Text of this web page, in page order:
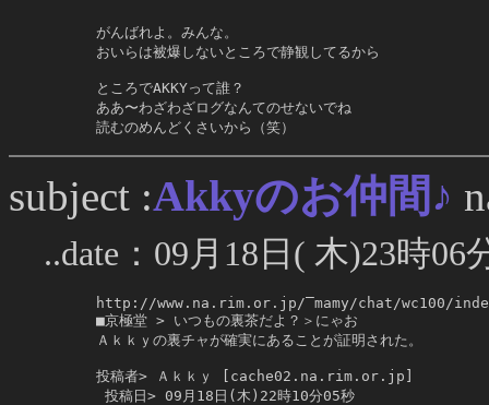
     がんばれよ。みんな。
     おいらは被爆しないところで静観してるから
     ところでAKKYって誰？
     ああ〜わざわざログなんてのせないでね
     読むのめんどくさいから（笑）
subject :Akkyのお仲間♪
..date：09月18日( 木)23時06
http://www.na.rim.or.jp/‾mamy/chat/wc100/
     ■京極堂 > いつもの裏茶だよ？＞にゃお
     Ａｋｋｙの裏チャが確実にあることが証明された。
     投稿者> Ａｋｋｙ [cache02.na.rim.or.jp]
      投稿日> 09月18日(木)22時10分05秒